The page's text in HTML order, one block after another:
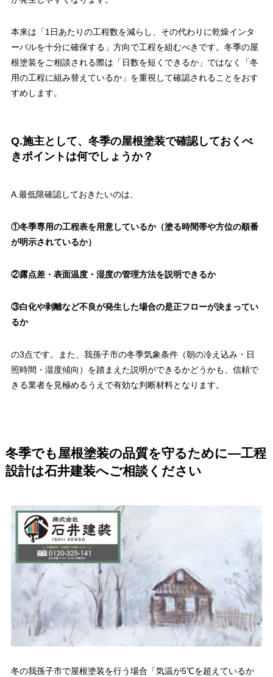
本来は「1日あたりの工程数を減らし、その代わりに乾燥インタ
ーバルを十分に確保する」方向で工程を組むべきです。冬季の屋
根塗装をご相談される際は「日数を短くできるか」ではなく「冬
用の工程に組み替えているか」を重視して確認されることをおす
すめします。
Q.施主として、冬季の屋根塗装で確認しておくべ
きポイントは何でしょうか？
A.最低限確認しておきたいのは、
①冬季専用の工程表を用意しているか（塗る時間帯や方位の順番
が明示されているか）
②露点差・表面温度・湿度の管理方法を説明できるか
③白化や剥離など不良が発生した場合の是正フローが決まってい
るか
の3点です。また、我孫子市の冬季気象条件（朝の冷え込み・日
照時間・湿度傾向）を踏まえた説明ができるかどうかも、信頼で
きる業者を見極めるうえで有効な判断材料となります。
冬季でも屋根塗装の品質を守るために―工程
設計は石井建装へご相談ください
冬の我孫子市で屋根塗装を行う場合「気温が5℃を超えているか